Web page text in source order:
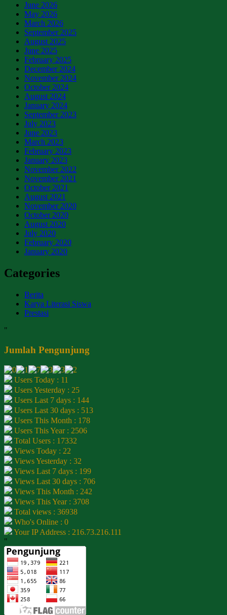
June 2026
May 2026
March 2026
September 2025
August 2025
June 2025
February 2025
December 2024
November 2024
October 2024
August 2024
January 2024
September 2023
July 2023
June 2023
March 2023
February 2023
January 2023
November 2022
November 2021
October 2021
August 2021
November 2020
October 2020
August 2020
July 2020
February 2020
January 2020
Categories
Berita
Karya Literasi Siswa
Prestasi
"
Jumlah Pengunjung
Users Today : 11
Users Yesterday : 25
Users Last 7 days : 144
Users Last 30 days : 513
Users This Month : 178
Users This Year : 2506
Total Users : 17332
Views Today : 22
Views Yesterday : 32
Views Last 7 days : 199
Views Last 30 days : 706
Views This Month : 242
Views This Year : 3708
Total views : 36938
Who's Online : 0
Your IP Address : 216.73.216.111
"